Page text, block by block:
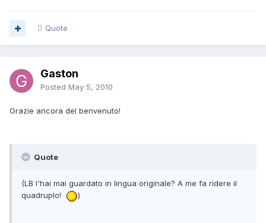
Quote
Gaston
Posted May 5, 2010
Grazie ancora del benvenuto!
Quote
(LB l'hai mai guardato in lingua originale? A me fa ridere il
quadruplo!
)